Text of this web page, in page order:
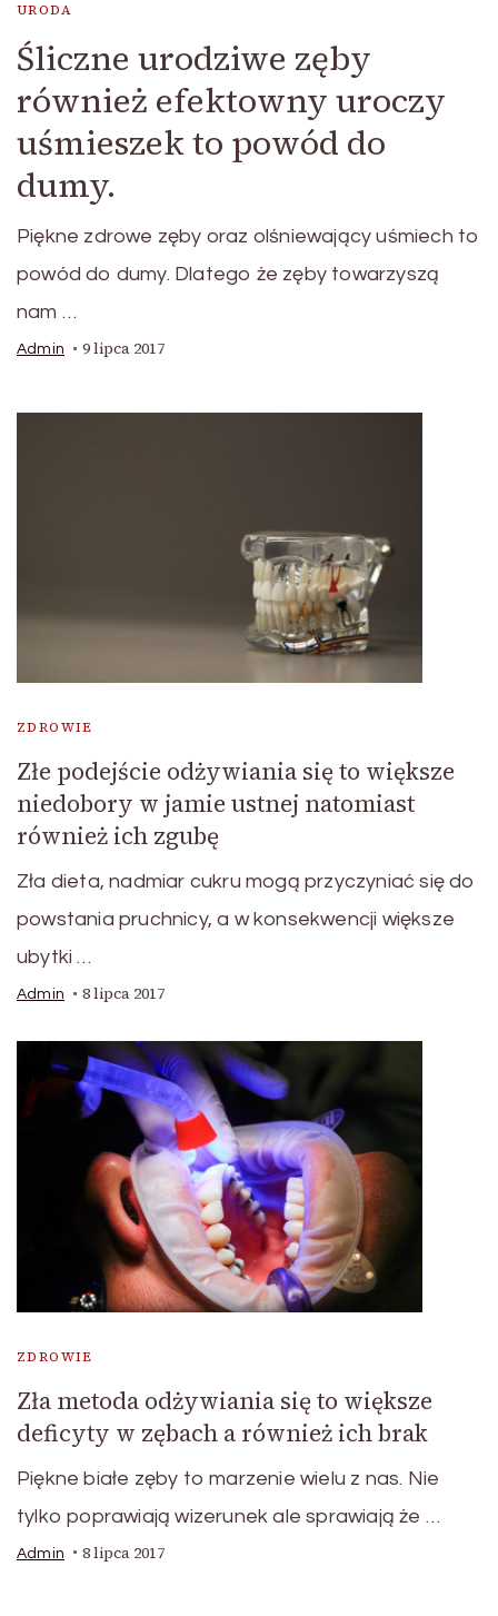
URODA
Śliczne urodziwe zęby
również efektowny uroczy
uśmieszek to powód do
dumy.
Piękne zdrowe zęby oraz olśniewający uśmiech to
powód do dumy. Dlatego że zęby towarzyszą
nam …
Admin 9 lipca 2017
ZDROWIE
Złe podejście odżywiania się to większe
niedobory w jamie ustnej natomiast
również ich zgubę
Zła dieta, nadmiar cukru mogą przyczyniać się do
powstania pruchnicy, a w konsekwencji większe
ubytki …
Admin 8 lipca 2017
ZDROWIE
Zła metoda odżywiania się to większe
deficyty w zębach a również ich brak
Piękne białe zęby to marzenie wielu z nas. Nie
tylko poprawiają wizerunek ale sprawiają że …
Admin 8 lipca 2017